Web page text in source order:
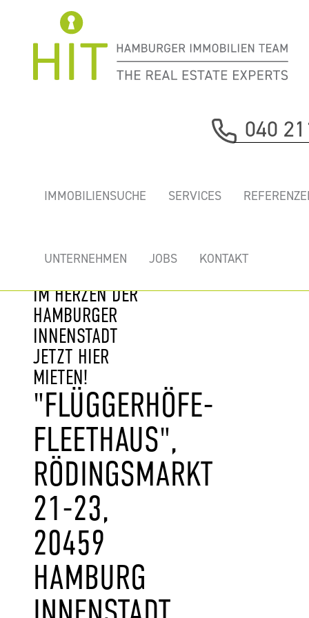
040
IMMOBILIENSUCHE SERVICES
UNTERNEHMEN JOBS KONTAKT
"FLÜGGERHÖFE-
REPRÄSENTATIVE
IM HERZEN DER
HAMBURGER
INNENSTADT
JETZT HIER
MIETEN!
"FLÜGGERHÖFE-
FLEETHAUS",
RÖDINGSMARKT
21-23,
20459
HAMBURG